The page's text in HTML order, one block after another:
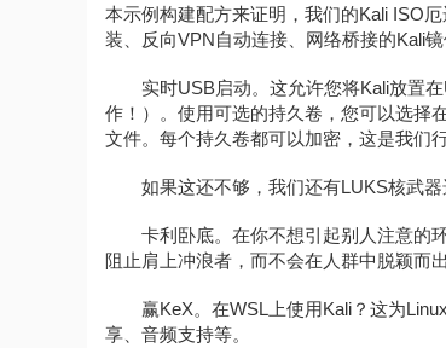
本示例构建配方来证明，我们的Kali ISO
装、反向VPN自动连接、网络桥接的Kali镜
实时USB启动。这允许您将Kali放置
作！）。使用可选的持久卷，您可以选择
文件。每个持久卷都可以加密，这是我们
如果这还不够，我们还有LUKS核武
卡利卧底。在你不想引起别人注意的
阻止肩上冲浪者，而不会在人群中脱颖而出
赢KeX。在WSL上使用Kali？这为
享、音频支持等。